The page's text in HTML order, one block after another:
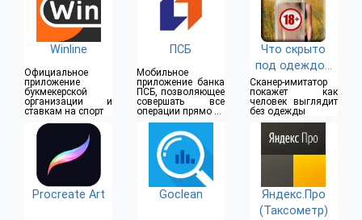
Winline
Официальное
приложение
букмекерской
организации и
ставкам на спорт
ПСБ
Мобильное
приложение банка
ПСБ, позволяющее
совершать все
операции прямо из
дома
Что скрыто
под одеждой
(18+)
Сканер-имитатор
покажет как
человек выглядит
без одежды
Procreate Art Goclean
Яндекс.Про
(Таксометр)